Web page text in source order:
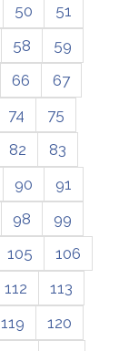
50
51
58
59
66
67
74
75
82
83
90
91
98
99
105
106
112
113
119
120